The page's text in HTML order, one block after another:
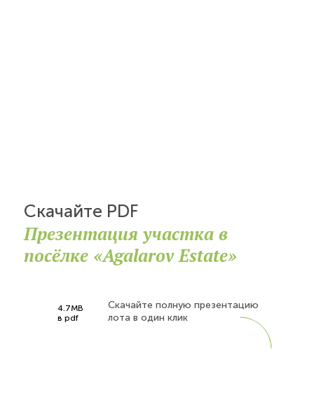
Скачайте PDF
Презентация участка в
посёлке «Agalarov Estate»
4.7MB
в pdf
Скачайте полную презентацию
лота в один клик